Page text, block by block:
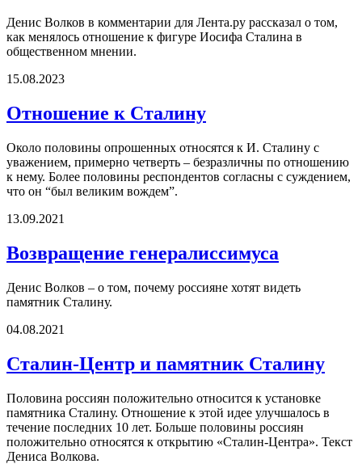
Денис Волков в комментарии для Лента.ру рассказал о том,
как менялось отношение к фигуре Иосифа Сталина в
общественном мнении.
15.08.2023
Отношение к Сталину
Около половины опрошенных относятся к И. Сталину с
уважением, примерно четверть – безразличны по отношению
к нему. Более половины респондентов согласны с суждением,
что он “был великим вождем”.
13.09.2021
Возвращение генералиссимуса
Денис Волков – о том, почему россияне хотят видеть
памятник Сталину.
04.08.2021
Сталин-Центр и памятник Сталину
Половина россиян положительно относится к установке
памятника Сталину. Отношение к этой идее улучшалось в
течение последних 10 лет. Больше половины россиян
положительно относятся к открытию «Сталин-Центра». Текст
Дениса Волкова.